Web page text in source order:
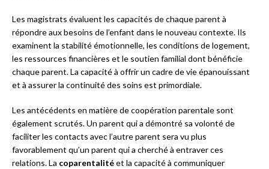
Les magistrats évaluent les capacités de chaque parent à
répondre aux besoins de l’enfant dans le nouveau contexte. Ils
examinent la stabilité émotionnelle, les conditions de logement,
les ressources financières et le soutien familial dont bénéficie
chaque parent. La capacité à offrir un cadre de vie épanouissant
et à assurer la continuité des soins est primordiale.
Les antécédents en matière de coopération parentale sont
également scrutés. Un parent qui a démontré sa volonté de
faciliter les contacts avec l’autre parent sera vu plus
favorablement qu’un parent qui a cherché à entraver ces
relations. La coparentalitéet la capacité à communiquer